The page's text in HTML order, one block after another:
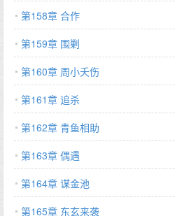
第158章 合作
第159章 围剿
第160章 周小夭伤
第161章 追杀
第162章 青鱼相助
第163章 偶遇
第164章 谋金池
第165章 东玄来袭